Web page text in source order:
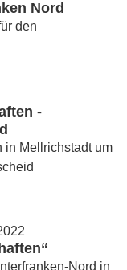
Nord
den
-
in Mellrichstadt um
Nord in